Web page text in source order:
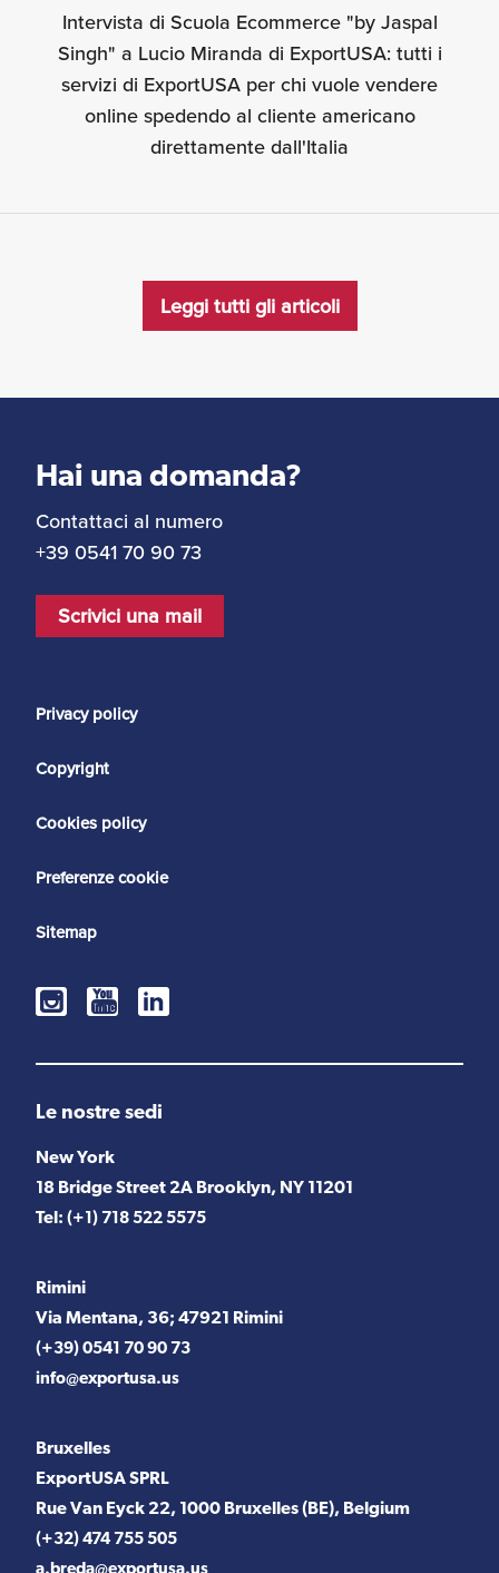
Intervista di Scuola Ecommerce "by Jaspal
Singh" a Lucio Miranda di ExportUSA: tutti i
servizi di ExportUSA per chi vuole vendere
online spedendo al cliente americano
direttamente dall'Italia
Leggi tutti gli articoli
Hai una domanda?
Contattaci al numero
+39 0541 70 90 73
Scrivici una mail
Privacy policy
Copyright
Cookies policy
Preferenze cookie
Sitemap
Le nostre sedi
New York
18 Bridge Street 2A Brooklyn, NY 11201
Tel: (+1) 718 522 5575
Rimini
Via Mentana, 36; 47921 Rimini
(+39) 0541 70 90 73
info@exportusa.us
Bruxelles
ExportUSA SPRL
Rue Van Eyck 22, 1000 Bruxelles (BE), Belgium
(+32) 474 755 505